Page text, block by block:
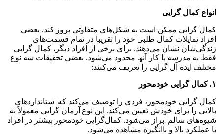
انواع کمال گرایی
کمال گرایی ممکن است به شکل‌های متفاوتی بروز کند. بعضی
افراد تمایلات کمال‌ طلبی خود را تقریبا در تمام قسمت‌های
زندگی‌شان نشان می‌دهند. برای برخی از افراد دیگر، کمال گرایی
فقط به مدرسه یا کار آنها محدود می‌شود. بعضی تحقیقات سه نوع
مختلف ایده آل گرایی را تعریف می‌کنند:
۱.کمال گرایی خودمحور
کمال گرایی خودمحور، فردی را توصیف می‌کند که استانداردهای
بالایی را برای خودش تعیین می‌کند. این نوع آرمان گرایی معمولاً به
شیوه‌های سالم ابراز می‌شود. کمال‌گرایی خودمحور بیشتر در افراد
با عملکرد بالا و باانگیزه مشاهده می‌شود.